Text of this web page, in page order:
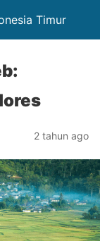
Timur
2 tahun ago